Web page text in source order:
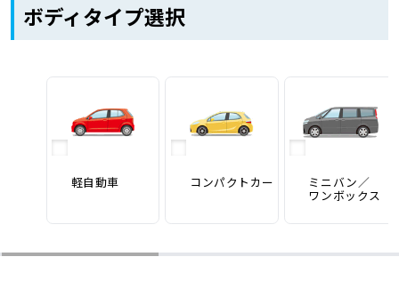
車検料金・メニュー
お役立ち情報
お問い合わせ
企業情報 採用情報
ボディタイプ選択
軽自動車 コンパクトカー ミニバン／
ワンボックス